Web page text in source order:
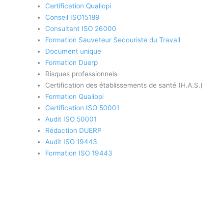
Certification Qualiopi
Conseil ISO15189
Consultant ISO 26000
Formation Sauveteur Secouriste du Travail
Document unique
Formation Duerp
Risques professionnels
Certification des établissements de santé (H.A.S.)
Formation Qualiopi
Certification ISO 50001
Audit ISO 50001
Rédaction DUERP
Audit ISO 19443
Formation ISO 19443